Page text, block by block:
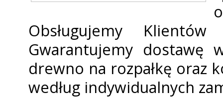
Obsługujemy
Gwarantujemy dostawę
drewno na rozpałkę oraz
według indywidualnych